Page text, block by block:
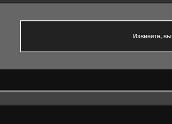
Извините,